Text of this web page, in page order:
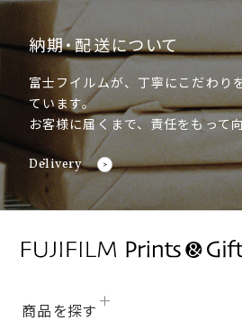
納期・配送について
富士フイルムが、丁寧にこだわり
ています。
お客様に届くまで、責任をもって
Delivery
商品を探す